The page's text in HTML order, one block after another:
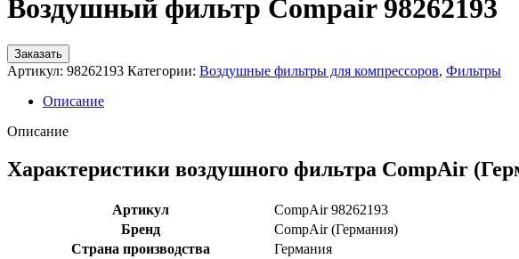
Воздушный фильтр Compair 98262193
Заказать
Артикул: 98262193 Категории: Воздушные фильтры для компрессоров, Фильтры
Описание
Описание
Характеристики воздушного фильтра CompAir
Артикул
CompAir 98262193
Бренд
CompAir (Германия)
Страна производства
Германия